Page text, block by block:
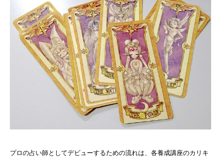
プロの占い師としてデビューするための流れは、各養成講座のカリキ